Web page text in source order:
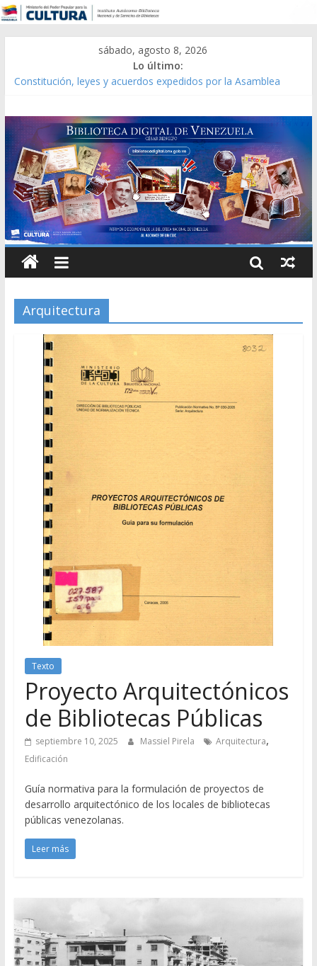
sábado, agosto 8, 2026
Lo último:
Constitución, leyes y acuerdos expedidos por la Asamblea
Modesta Bor Sánchez [material gráfico]
Gaceta Oficial de la República de Venezuela año CXXXIII Mes V,
Caracas 09 de marzo de 2006 N° 38.394
Catálogo temático de obras de Modesta Bor
Arquitectura
Texto
Proyecto Arquitectónicos
de Bibliotecas Públicas
septiembre 10, 2025 Massiel Pirela Arquitectura,
Edificación
Guía normativa para la formulación de proyectos de
desarrollo arquitectónico de los locales de bibliotecas
públicas venezolanas.
Leer más